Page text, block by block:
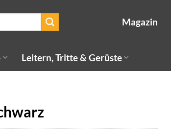
Magazin
Leitern, Tritte & Gerüste